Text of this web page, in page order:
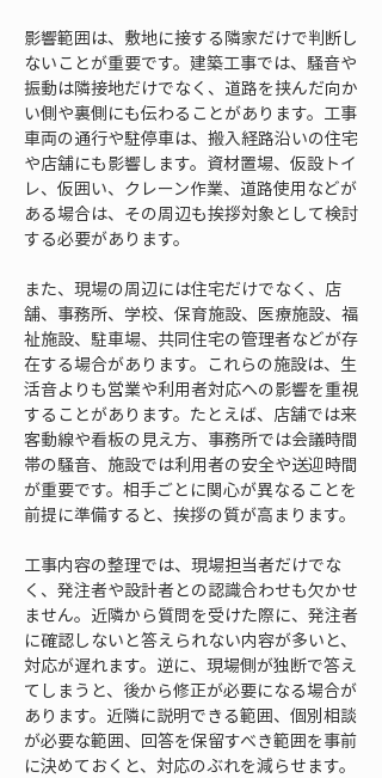
影響範囲は、敷地に接する隣家だけで判断し
ないことが重要です。建築工事では、騒音や
振動は隣接地だけでなく、道路を挟んだ向か
い側や裏側にも伝わることがあります。工事
車両の通行や駐停車は、搬入経路沿いの住宅
や店舗にも影響します。資材置場、仮設トイ
レ、仮囲い、クレーン作業、道路使用などが
ある場合は、その周辺も挨拶対象として検討
する必要があります。
また、現場の周辺には住宅だけでなく、店
舗、事務所、学校、保育施設、医療施設、福
祉施設、駐車場、共同住宅の管理者などが存
在する場合があります。これらの施設は、生
活音よりも営業や利用者対応への影響を重視
することがあります。たとえば、店舗では来
客動線や看板の見え方、事務所では会議時間
帯の騒音、施設では利用者の安全や送迎時間
が重要です。相手ごとに関心が異なることを
前提に準備すると、挨拶の質が高まります。
工事内容の整理では、現場担当者だけでな
く、発注者や設計者との認識合わせも欠かせ
ません。近隣から質問を受けた際に、発注者
に確認しないと答えられない内容が多いと、
対応が遅れます。逆に、現場側が独断で答え
てしまうと、後から修正が必要になる場合が
あります。近隣に説明できる範囲、個別相談
が必要な範囲、回答を保留すべき範囲を事前
に決めておくと、対応のぶれを減らせます。